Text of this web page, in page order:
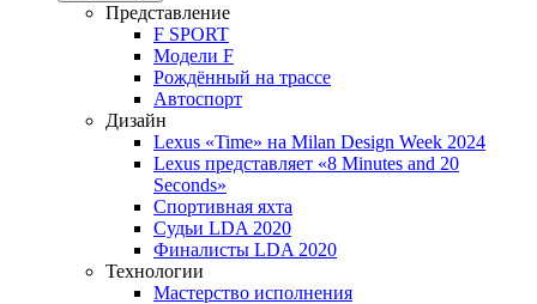
Представление
F SPORT
Модели F
Рождённый на трассе
Автоспорт
Дизайн
Lexus «Time» на Milan Design Week 2024
Lexus представляет «8 Minutes and 20
Seconds»
Спортивная яхта
Судьи LDA 2020
Финалисты LDA 2020
Технологии
Мастерство исполнения